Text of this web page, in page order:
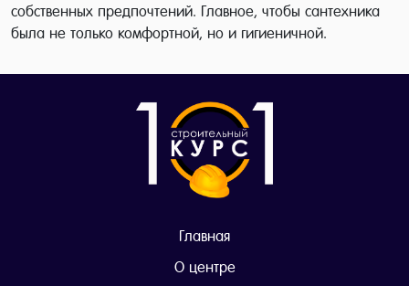
собственных предпочтений. Главное, чтобы сантехника
была не только комфортной, но и гигиеничной.
Главная
О центре